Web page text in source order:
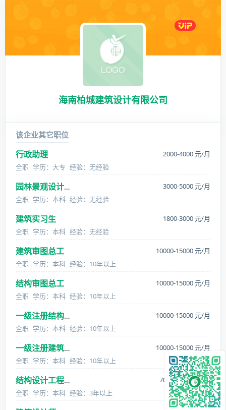
海南柏城建筑设计有限公司
该企业其它职位
行政助理
2000-4000 元/月
全职 学历：大专 经验：无经验
园林景观设计师
3000-5000 元/月
全职 学历：本科 经验：无经验
建筑实习生
1800-3000 元/月
全职 学历：本科 经验：无经验
建筑审图总工
10000-15000 元/月
全职 学历：本科 经验：10年以上
结构审图总工
10000-15000 元/月
全职 学历：本科 经验：10年以上
一级注册结构工程师
10000-15000 元/月
全职 学历：本科 经验：10年以上
一级注册建筑师
10000-15000 元/月
全职 学历：本科 经验：10年以上
结构设计工程师
7000-12000 元/月
全职 学历：本科 经验：3年以上